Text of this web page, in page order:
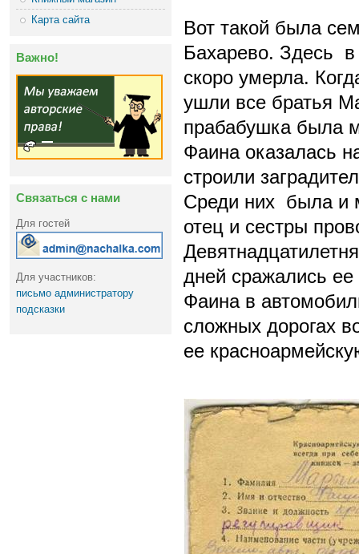
Карта сайта
Важно!
Связаться с нами
Для гостей
Для участников:
письмо администратору
подсказки
Вот такой была
Бахарево. Здесь в
скоро умерла.
ушли все братья
прабабушка была
Фаина оказалась
строили
Среди них была и
отец и сестры
дней сражались
Фаина в
сложных дорогах
ее